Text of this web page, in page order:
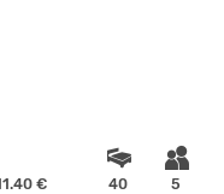
€ 40 5